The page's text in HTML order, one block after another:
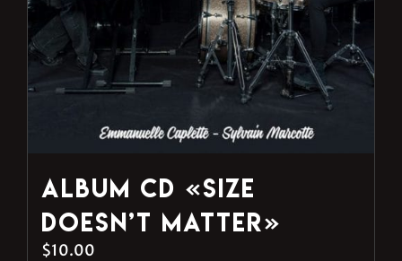
Album CD «Size
Doesn’t Matter»
$10.00